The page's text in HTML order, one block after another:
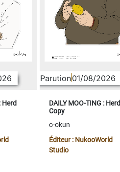
Herd
Parution01/08/2026
DAILY MOO-TING : Herd
Copy
o-okun
Éditeur : NukooWorld
Studio